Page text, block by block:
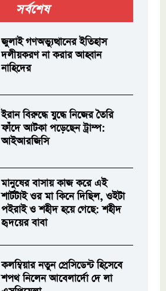
সর্বশেষ
জুলাই গণঅভ্যুত্থানের ইতিহাস
দলীয়করণ না করার আহ্বান
নাহিদের
ইরান বিরুদ্ধে যুদ্ধে নিজের তৈরি
ফাঁদে আটকা পড়েছেন ট্রাম্প:
আইআরজিসি
মানুষের বাসায় কাজ করে এই
শার্টটাই ওর মা কিনে দিছিল, ওইটা
পইরাই ও শহীদ হয়ে গেছে: শহীদ
হৃদয়ের বাবা
কলম্বিয়ার নতুন প্রেসিডেন্ট হিসেবে
শপথ নিলেন আবেলার্দো দে লা